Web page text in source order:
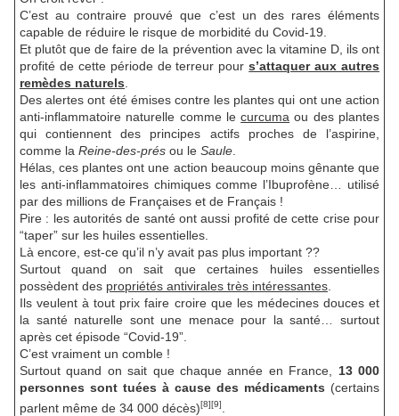
C’est au contraire prouvé que c’est un des rares éléments
capable de réduire le risque de morbidité du Covid-19.
Et plutôt que de faire de la prévention avec la vitamine D, ils ont
profité de cette période de terreur pours’attaquer aux autres
remèdes naturels.
Des alertes ont été émises contre les plantes qui ont une action
anti-inflammatoire naturelle comme lecurcuma ou des plantes
qui contiennent des principes actifs proches de l’aspirine,
comme la Reine-des-prés ou le Saule.
Hélas, ces plantes ont une action beaucoup moins gênante que
les anti-inflammatoires chimiques comme l’Ibuprofène… utilisé
par des millions de Françaises et de Français !
Pire : les autorités de santé ont aussi profité de cette crise pour
“taper” sur les huiles essentielles.
Là encore, est-ce qu’il n’y avait pas plus important ??
Surtout quand on sait que certaines huiles essentielles
possèdent des propriétés antivirales très intéressantes.
Ils veulent à tout prix faire croire que les médecines douces et
la santé naturelle sont une menace pour la santé… surtout
après cet épisode “Covid-19”.
C’est vraiment un comble !
Surtout quand on sait que chaque année en France, 13 000
personnes sont tuées à cause des médicaments (certains
parlent même de 34 000 décès)[8][9]